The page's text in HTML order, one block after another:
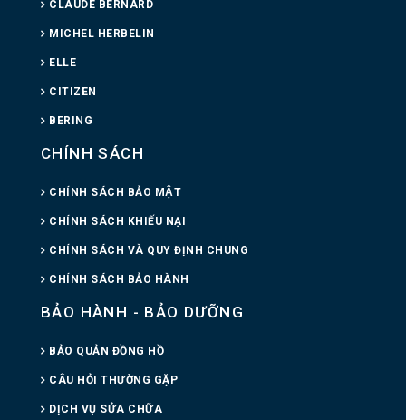
CLAUDE BERNARD
MICHEL HERBELIN
ELLE
CITIZEN
BERING
CHÍNH SÁCH
CHÍNH SÁCH BẢO MẬT
CHÍNH SÁCH KHIẾU NẠI
CHÍNH SÁCH VÀ QUY ĐỊNH CHUNG
CHÍNH SÁCH BẢO HÀNH
BẢO HÀNH - BẢO DƯỠNG
BẢO QUẢN ĐỒNG HỒ
CÂU HỎI THƯỜNG GẶP
DỊCH VỤ SỬA CHỮA